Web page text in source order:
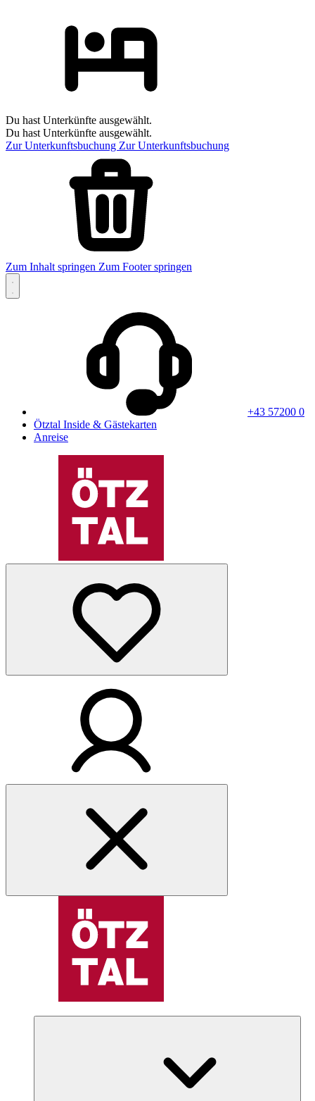
Du hast Unterkünfte ausgewählt.
Du hast Unterkünfte ausgewählt.
Zur Unterkunftsbuchung Zur Unterkunftsbuchung
Zum Inhalt springen Zum Footer springen
+43 57200 0
Ötztal Inside & Gästekarten
Anreise